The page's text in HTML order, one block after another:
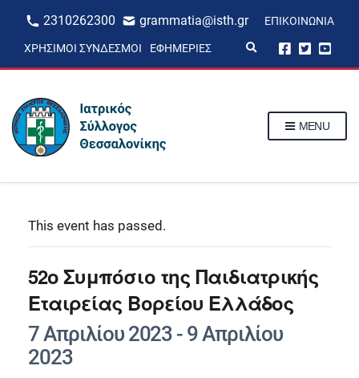
2310262300 grammatia@isth.gr ΕΠΙΚΟΙΝΩΝΊΑ
ΧΡΉΣΙΜΟΙ ΣΎΝΔΕΣΜΟΙ ΕΦΗΜΕΡΊΕΣ
p
MENU
This event has passed.
52ο Συμπόσιο της Παιδιατρικής
Εταιρείας Βορείου Ελλάδος
7 Απριλίου 2023 - 9 Απριλίου
2023